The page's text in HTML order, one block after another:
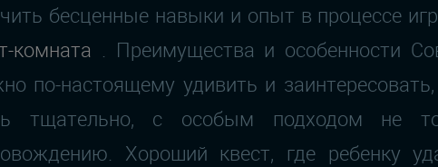
бесценные навыки и опыт в процессе
комната . Преимущества и особенности
по-настоящему удивить и
тщательно, с особым подходом не
Хороший квест, где ребенку